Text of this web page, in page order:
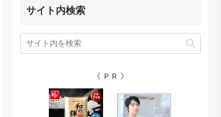
サイト内検索
《 ＰＲ 》